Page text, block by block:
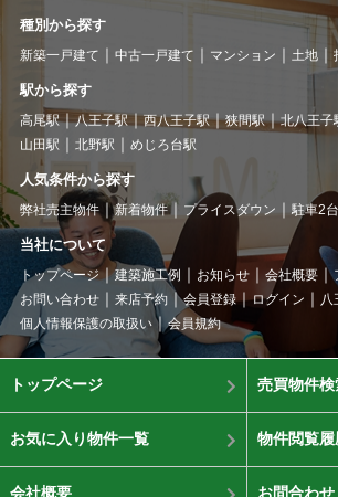
種別から探す
新築一戸建て 中古一戸建て マンション 土地
駅から探す
高尾駅 八王子駅 西八王子駅 狭間駅 北八王子
山田駅
北野駅 めじろ台駅
人気条件から探す
弊社売主物件 新着物件 プライスダウン 駐車2
当社について
トップページ 建築施工例 お知らせ 会社概要
お問い合わせ
来店予約 会員登録 ログイン
八
個人情報保護の取扱い
会員規約
トップページ 売買物件検
お気に入り物件一覧 物件閲覧履
会社概要 お問合わせ